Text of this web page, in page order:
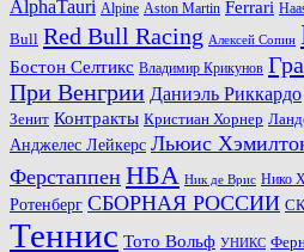
AlphaTauri Alpine Aston Martin Ferrari
Bull Red Bull Racing Алексей Сопин
Бостон Селтикс Владимир Крикунов
При Венгрии Даниэль Риккардо
Зенит Контракты Кристиан Хорнер
Анджелес Лейкерс Льюис
Ферстаппен НБА Ник де Врис Нико
Ротенберг СБОРНАЯ РОССИИ
Теннис Тото Вольф УНИКС